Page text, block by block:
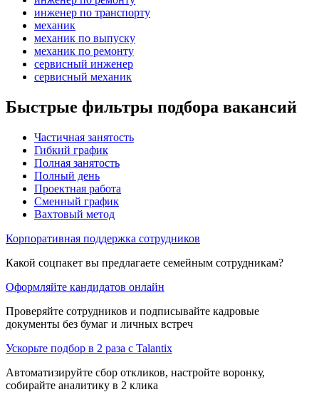
инженер по транспорту
механик
механик по выпуску
механик по ремонту
сервисный инженер
сервисный механик
Быстрые фильтры подбора вакансий
Частичная занятость
Гибкий график
Полная занятость
Полный день
Проектная работа
Сменный график
Вахтовый метод
Корпоративная поддержка сотрудников
Какой соцпакет вы предлагаете семейным сотрудникам?
Оформляйте кандидатов онлайн
Проверяйте сотрудников и подписывайте кадровые
документы без бумаг и личных встреч
Ускорьте подбор в 2 раза с Talantix
Автоматизируйте сбор откликов, настройте воронку,
собирайте аналитику в 2 клика